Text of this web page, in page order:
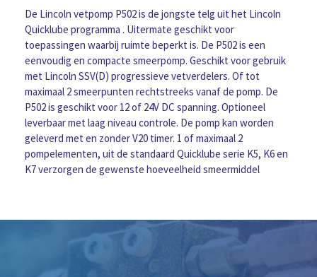
KG,
laag
niveau
+
volgplaat,
12
Volt,
1K6
pompelement,
2e
aansluiting
De Lincoln vetpomp P502 is de jongste telg uit het Lincoln
Quicklube programma . Uitermate geschikt voor
toepassingen waarbij ruimte beperkt is. De P502 is een
eenvoudig en compacte smeerpomp. Geschikt voor gebruik
met Lincoln SSV(D) progressieve vetverdelers. Of tot
maximaal 2 smeerpunten rechtstreeks vanaf de pomp. De
P502 is geschikt voor 12 of 24V DC spanning. Optioneel
leverbaar met laag niveau controle. De pomp kan worden
geleverd met en zonder V20 timer. 1 of maximaal 2
pompelementen, uit de standaard Quicklube serie K5, K6 en
K7 verzorgen de gewenste hoeveelheid smeermiddel